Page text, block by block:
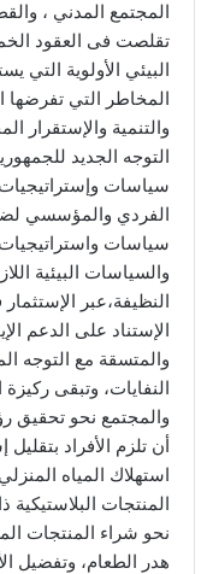
المجتمع المدني ،
تقلصت فى العقود
البيئي الأولوية
المخاطر التي تفرضها
والتنمية والإستقرار
التوجه الجديد
سياسات
الفردي والمؤسسي
سياسات
والسياسات البيئية
النظيفة،عبر
الإستناد على الدعم
والمتسقة مع التوجه
النفايات، وتبقى
والمجتمع نحو تحقيق
أن تلزم الأفراد
المنتجات
نحو شراء المنتجات
هدر الطعام، وتفضيل